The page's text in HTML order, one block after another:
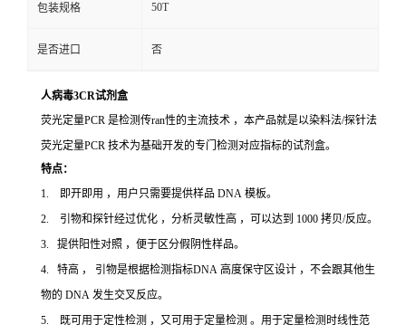
包装规格 50T
是否进口 否
人病毒3CR试剂盒
荧光定量PCR 是检测传ran性的主流技术 ，本产品就是以染料法/探针法
荧光定量PCR 技术为基础开发的专门检测对应指标的试剂盒。
特点：
1. 即开即用 ，用户只需要提供样品 DNA 模板。
2. 引物和探针经过优化 ，分析灵敏性高 ，可以达到 1000 拷贝/反应。
3. 提供阳性对照 ，便于区分假阴性样品。
4. 特高 ， 引物是根据检测指标DNA 高度保守区设计 ，不会跟其他生
物的 DNA 发生交叉反应。
5. 既可用于定性检测 ，又可用于定量检测 。用于定量检测时线性范